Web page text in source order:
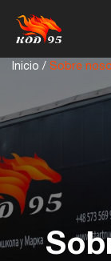
KOD95 —
Centro de
Oferta
Inicio / Sobre